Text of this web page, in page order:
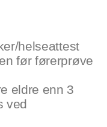
helseattest
før førerprøve
eldre enn 3
ved